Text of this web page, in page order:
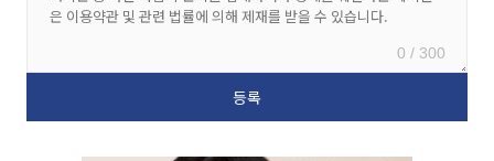
0 / 300